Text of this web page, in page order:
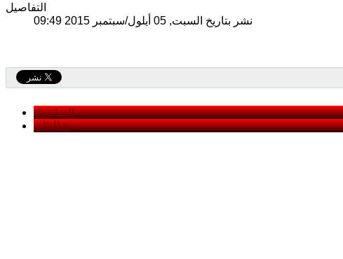
التفاصيل
نشر بتاريخ السبت, 05 أيلول/سبتمبر 2015 09:49
< السابق
التالي >